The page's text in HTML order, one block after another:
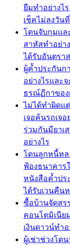
ยืมทำอย่างไ
เช็คไม่ลงวัน
โดนจับกุมแล
สาหัสทำอย่า
ได้รับอันตรา
ผู้ค้ำประกันก
อย่างไรและ
ธรณ์ฏีกาของ
ไม่ได้ทำผิดแ
เจอค้นรถเจ
ร่วมกันมียาเ
อย่างไร
โดนลูกหนี้หล
ฟ้องธนาคาร
หนังสือค้ำปร
ได้รับเวนคืน
ซื้อบ้านจัดสร
คอนโดมิเนีย
เงินดาวน์ทำอ
ผู้เช่าช่วงโด